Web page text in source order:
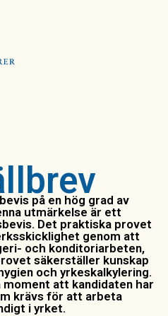
på en hög grad av
utmärkelse är ett
Det praktiska provet
genom att
och konditoriarbeten,
säkerställer kunskap
och yrkeskalkylering.
att kandidaten har
krävs för att arbeta
i yrket.